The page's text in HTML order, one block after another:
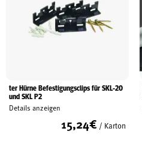
ter Hürne Befestigungsclips für SKL-20
und SKL P2
Details anzeigen
15,24€ / Karton